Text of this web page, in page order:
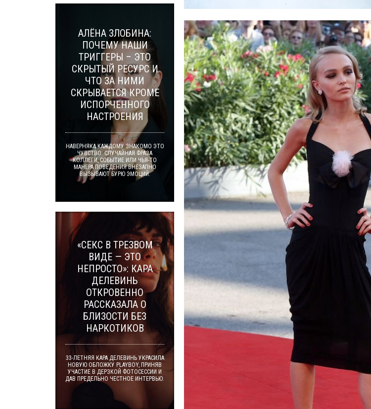
АЛЁНА ЗЛОБИНА:
ПОЧЕМУ НАШИ
ТРИГГЕРЫ – ЭТО
СКРЫТЫЙ РЕСУРС И
ЧТО ЗА НИМИ
СКРЫВАЕТСЯ КРОМЕ
ИСПОРЧЕННОГО
НАСТРОЕНИЯ
НАВЕРНЯКА КАЖДОМУ ЗНАКОМО ЭТО
ЧУВСТВО: СЛУЧАЙНАЯ ФРАЗА
КОЛЛЕГИ, СОБЫТИЕ ИЛИ ЧЬЯ-ТО
МАНЕРА ПОВЕДЕНИЯ ВНЕЗАПНО
ВЫЗЫВАЮТ БУРЮ ЭМОЦИЙ.
«СЕКС В ТРЕЗВОМ
ВИДЕ — ЭТО
НЕПРОСТО»: КАРА
ДЕЛЕВИНЬ
ОТКРОВЕННО
РАССКАЗАЛА О
БЛИЗОСТИ БЕЗ
НАРКОТИКОВ
33-ЛЕТНЯЯ КАРА ДЕЛЕВИНЬ УКРАСИЛА
НОВУЮ ОБЛОЖКУ PLAYBOY, ПРИНЯВ
УЧАСТИЕ В ДЕРЗКОЙ ФОТОСЕССИИ И
ДАВ ПРЕДЕЛЬНО ЧЕСТНОЕ ИНТЕРВЬЮ.